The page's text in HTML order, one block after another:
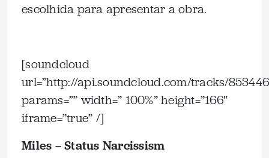
escolhida para apresentar a obra.
[soundcloud
url=”http://api.soundcloud.com/tracks/
params=”” width=” 100%” height=”166″
iframe=”true” /]
Miles – Status Narcissism